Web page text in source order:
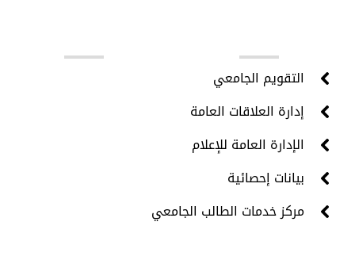
التقويم الجامعي
إدارة العلاقات العامة
الإدارة العامة للإعلام
بيانات إحصائية
مركز خدمات الطالب الجامعي